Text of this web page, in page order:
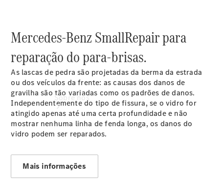
Sobre nós
Mercedes-Benz SmallRepair para
reparação do para-brisas.
As lascas de pedra são projetadas da berma da estrada
ou dos veículos da frente: as causas dos danos de
gravilha são tão variadas como os padrões de danos.
Independentemente do tipo de fissura, se o vidro for
atingido apenas até uma certa profundidade e não
mostrar nenhuma linha de fenda longa, os danos do
vidro podem ser reparados.
Mais informações